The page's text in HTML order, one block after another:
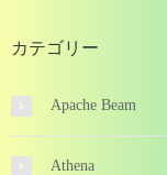
カテゴリー
Apache Beam
Athena